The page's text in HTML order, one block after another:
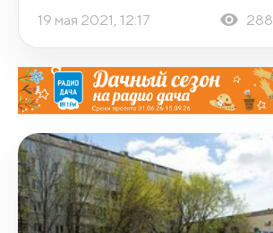
19 мая 2021, 12:17 288